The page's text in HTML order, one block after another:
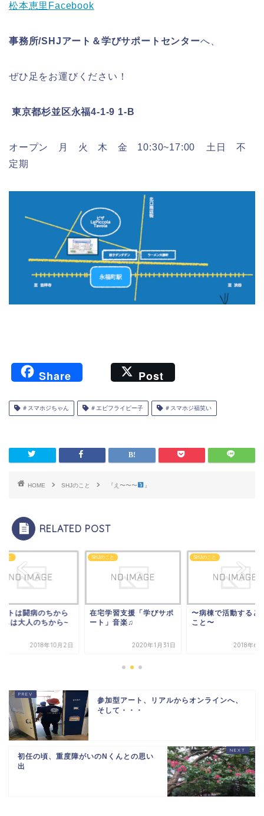
松本恵里Facebook
事務所/SHJアート＆学びサポートセンターへ、
ぜひ足をお運びください！
東京都杉並区永福4-1-9 1-B
オープン 月 火 木 金 10:30~17:00 土日 不
定期
Share
F
c
b
o
o
Post
e
＃スマホジちゃん ＃エビフライピー子 ＃スマホジ福笑い
HOME SHJのこと 『え〜〜〜 』
RELATED POST
こと
学習支援「学びサポ
」音楽♫
2020年1月31日
SHJのこと
〜病棟で活動するという
こと〜
2018年6月28日
SHJのこと
~アートは闘病のち
子どもは大人のちか
2018年10
参加型アート、リアルからオンラインへ、
そして・・・
初任の頃、重度障がいのNくんとの思い
出